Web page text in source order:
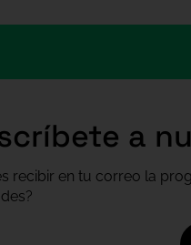
a
recibir en tu correo la